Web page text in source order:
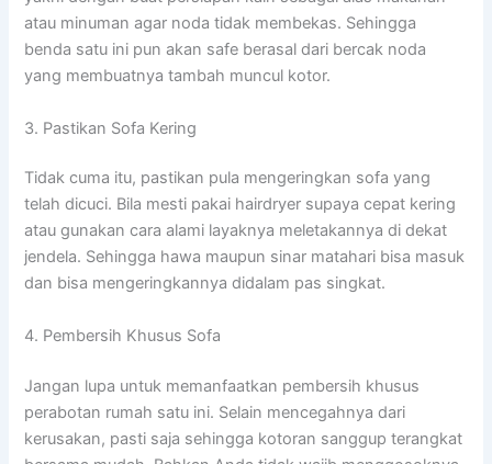
atau minuman agar noda tidak membekas. Sehingga
benda satu ini pun akan safe berasal dari bercak noda
yang membuatnya tambah muncul kotor.
3. Pastikan Sofa Kering
Tidak cuma itu, pastikan pula mengeringkan sofa yang
telah dicuci. Bila mesti pakai hairdryer supaya cepat kering
atau gunakan cara alami layaknya meletakannya di dekat
jendela. Sehingga hawa maupun sinar matahari bisa masuk
dan bisa mengeringkannya didalam pas singkat.
4. Pembersih Khusus Sofa
Jangan lupa untuk memanfaatkan pembersih khusus
perabotan rumah satu ini. Selain mencegahnya dari
kerusakan, pasti saja sehingga kotoran sanggup terangkat